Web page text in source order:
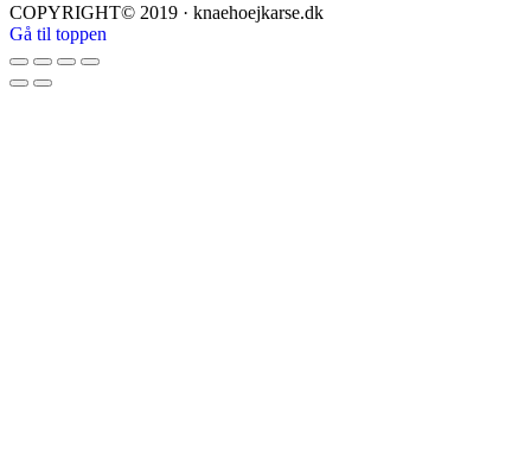
COPYRIGHT© 2019 · knaehoejkarse.dk
Gå til toppen